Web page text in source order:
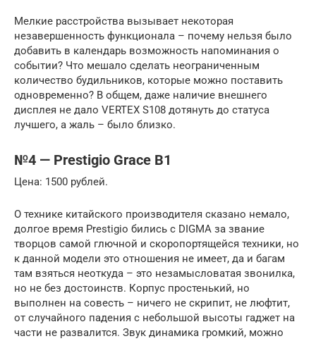
Мелкие расстройства вызывает некоторая
незавершенность функционала – почему нельзя было
добавить в календарь возможность напоминания о
событии? Что мешало сделать неограниченным
количество будильников, которые можно поставить
одновременно? В общем, даже наличие внешнего
дисплея не дало VERTEX S108 дотянуть до статуса
лучшего, а жаль – было близко.
№4 — Prestigio Grace B1
Цена: 1500 рублей.
О технике китайского производителя сказано немало,
долгое время Prestigio бились с DIGMA за звание
творцов самой глючной и скоропортящейся техники, но
к данной модели это отношения не имеет, да и багам
там взяться неоткуда – это незамысловатая звонилка,
но не без достоинств. Корпус простенький, но
выполнен на совесть – ничего не скрипит, не люфтит,
от случайного падения с небольшой высоты гаджет на
части не развалится. Звук динамика громкий, можно